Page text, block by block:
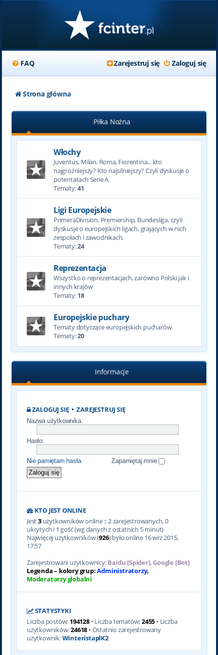
FAQ Zaloguj się
Zarejestruj się
Strona główna
Piłka Nożna
Włochy
Juventus, Milan, Roma, Fiorentina... kto
najgroźniejszy? Kto najsilniejszy? Czyli dyskusje o
potentatach Serie A.
Tematy:41
Ligi Europejskie
PrimeraDivision, Premiership, Bundesliga, czyli
dyskusje o europejskich ligach, grających w nich
zespołach i zawodnikach.
Tematy:24
Reprezentacja
Wszystko o reprezentacjach, zarówno Polski jak i
innych krajów
Tematy:18
Europejskie puchary
Tematy dotyczące europejskich pucharów.
Tematy:20
Informacje
ZALOGUJ SIĘ•ZAREJESTRUJ SIĘ
Nazwa użytkownika:
Hasło:
Nie pamiętam hasła Zapamiętaj mnie
KTO JEST ONLINE
Jest3użytkowników online :: 2 zarejestrowanych, 0
ukrytych i 1 gość (wg danych z ostatnich 5 minut)
Najwięcej użytkowników (926) było online 16 wrz 2015,
17:57
Zarejestrowani użytkownicy:Baidu [Spider],Google [Bot]
Legenda – kolory grup:Administratorzy,
Moderatorzy globalni
STATYSTYKI
Liczba postów: 194128• Liczba tematów:2455 • Liczba
użytkowników:24618 • Ostatnio zarejestrowany
użytkownik:WinteristaplK2